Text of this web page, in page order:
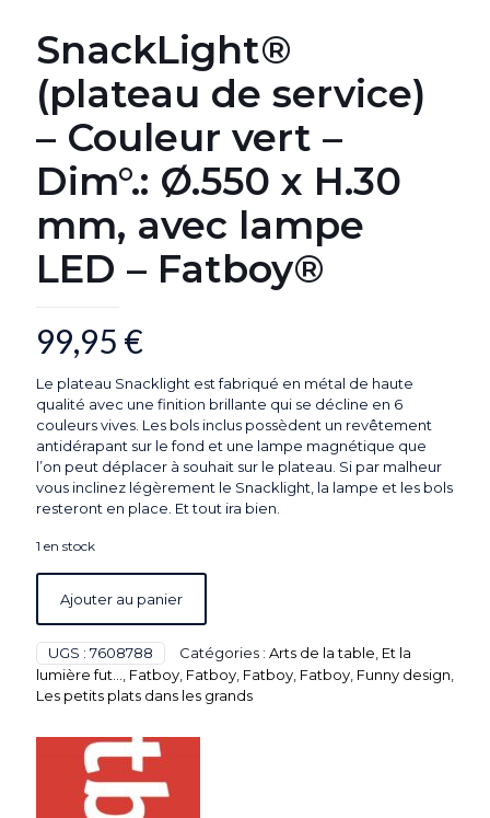
SnackLight®
(plateau de service)
– Couleur vert –
Dim°.: Ø.550 x H.30
mm, avec lampe
LED – Fatboy®
99,95 €
Le plateau Snacklight est fabriqué en métal de haute
qualité avec une finition brillante qui se décline en 6
couleurs vives. Les bols inclus possèdent un revêtement
antidérapant sur le fond et une lampe magnétique que
l’on peut déplacer à souhait sur le plateau. Si par malheur
vous inclinez légèrement le Snacklight, la lampe et les bols
resteront en place. Et tout ira bien.
1 en stock
Ajouter au panier
UGS : 7608788 Catégories : Arts de la table Et la
lumière fut...
Fatboy Fatboy Fatboy Fatboy Funny design
Les petits plats dans les grands